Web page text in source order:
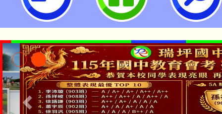
桃園市立瑞坪國民中學